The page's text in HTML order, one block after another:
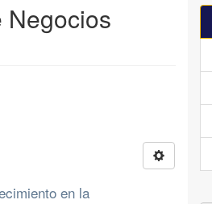
Negocios
en la